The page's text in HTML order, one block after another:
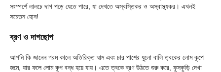
সংস্পর্শে লালচে দাগ পড়ে যেতে পারে, যা দেখতে অস্বস্তিকর ও অস্বাস্থ্যকর। এখনই
সচেতন হোন!
ব্রণ ও দাগছোপ
আপনি কি জানেন গরম কালে অতিরিক্ত ঘাম এবং চার পাশের ধুলো বালি ত্বকের লোম কূপে
জমে, যার ফলে লোম কূপ বন্ধ হয়ে যায়। এতে ত্বকে ব্রণ উঠতে শুরু করে, ফুসকুড়ি দেখা